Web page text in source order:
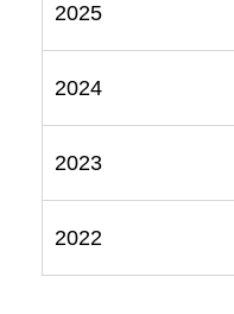
2025
2024
2023
2022